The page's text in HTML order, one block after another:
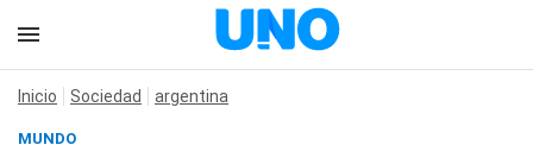
Inicio Sociedad argentina
MUNDO